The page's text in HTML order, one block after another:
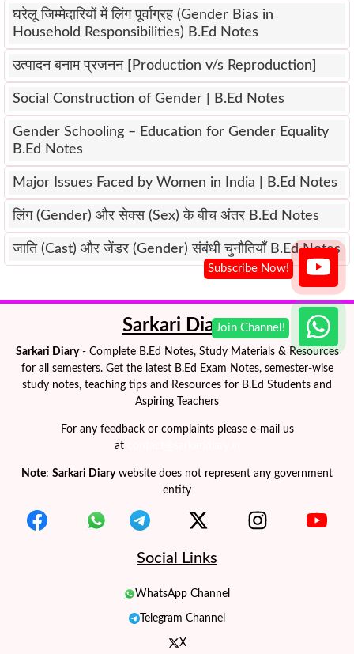
घरेलू जिम्मेदारियों में लिंग पूर्वाग्रह (Gender Bias in
Household Responsibilities) B.Ed Notes
उत्पादन बनाम प्रजनन [Production v/s Reproduction]
Social Construction of Gender | B.Ed Notes
Gender Schooling – Education for Gender Equality
B.Ed Notes
Major Issues Faced by Women in India | B.Ed Notes
लिंग (Gender) और सेक्स (Sex) के बीच अंतर B.Ed Notes
जाति (Cast) और जेंडर (Gender) संबंधी चुनौतियाँ B.Ed Notes
Sarkari Diary
Sarkari Diary- Complete B.Ed Notes, Study Materials & Resources
for all semesters. Get the latest B.Ed Exam Notes, semester-wise
study notes, teaching tips and Resources for B.Ed Students and
Aspiring Teachers
For any feedback or complaints please e-mail us
at
Note: Sarkari Diarywebsite does not represent any government
entity
Social Links
WhatsApp Channel
Telegram Channel
X